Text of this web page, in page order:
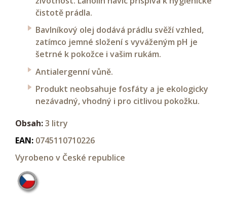
čistotě prádla.
Bavlníkový olej dodává prádlu svěží vzhled,
zatímco jemné složení s vyváženým pH je
šetrné k pokožce i vašim rukám.
Antialergenní vůně.
Produkt neobsahuje fosfáty a je ekologicky
nezávadný, vhodný i pro citlivou pokožku.
Obsah:3 litry
EAN: 0745110710226
Vyrobeno v České republice